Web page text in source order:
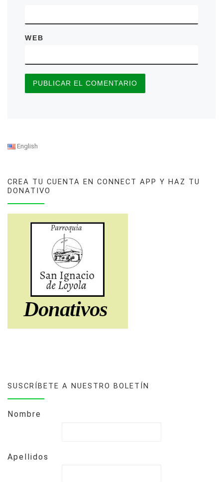
WEB
English
CREA TU CUENTA EN CONNECT APP Y HAZ TU
DONATIVO
SUSCRÍBETE A NUESTRO BOLETÍN
Nombre
Apellidos